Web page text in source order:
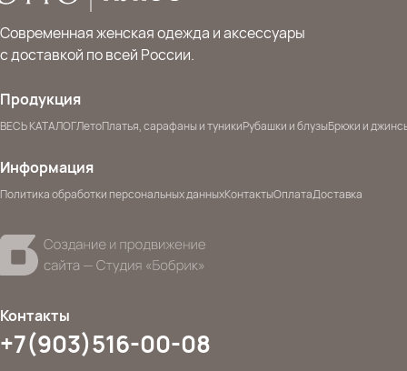
Современная женская одежда и аксессуары
с доставкой по всей России.
Продукция
ВЕСЬ КАТАЛОГЛетоПлатья, сарафаны и туникиРубашки и блузыБрюки и
Информация
Политика обработки персональных данныхКонтактыОплатаДоставка
Контакты
+7(903)516-00-08